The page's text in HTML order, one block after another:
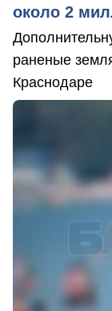
около 2
раненые
Краснодаре